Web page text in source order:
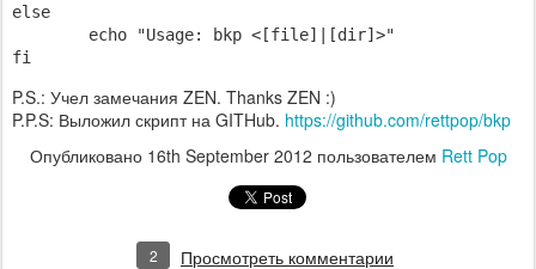
else
        echo "Usage: bkp <[file]|[dir]>"
P.S.: Учел замечания ZEN. Thanks ZEN :)
P.P.S: Выложил скрипт на GITHub. https://github.com/rettpop/bkp
Опубликовано 16th September 2012 пользователем Rett Pop
2 Просмотреть комментарии